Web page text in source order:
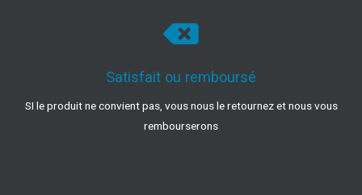
Satisfait ou remboursé
SI le produit ne convient pas, vous nous le retournez et nous vous
rembourserons